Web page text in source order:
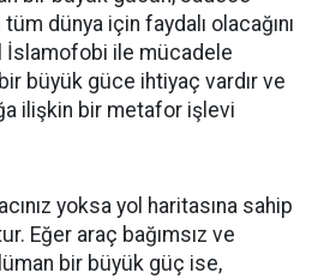
dünya için faydalı olacağını
İslamofobi ile mücadele
büyük güce ihtiyaç vardır ve
ilişkin bir metafor işlevi
yoksa yol haritasına sahip
Eğer araç bağımsız ve
bir büyük güç ise,